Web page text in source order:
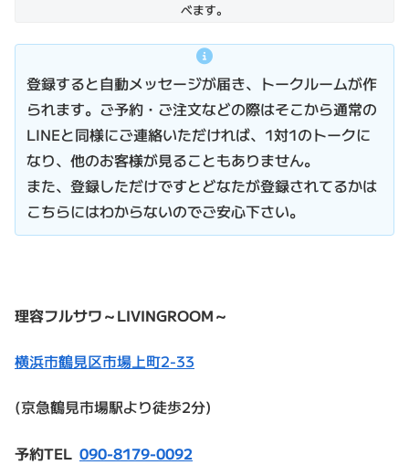
べます。
登録すると自動メッセージが届き、トークルームが作
られます。ご予約・ご注文などの際はそこから通常の
LINEと同様にご連絡いただければ、1対1のトークに
なり、他のお客様が見ることもありません。
また、登録しただけですとどなたが登録されてるかは
こちらにはわからないのでご安心下さい。
理容フルサワ～LIVINGROOM～
横浜市鶴見区市場上町2-33
(京急鶴見市場駅より徒歩2分)
予約TEL 090-8179-0092